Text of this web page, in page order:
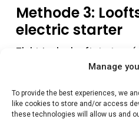
Manage
To provide the best experiences, we
like cookies to store and/or access
these technologies will allow us and
Methode 3:
electric starter
Elektrische looftstarters
verwarmen de kolen van
geen chemicaliën. Plug
klaar.